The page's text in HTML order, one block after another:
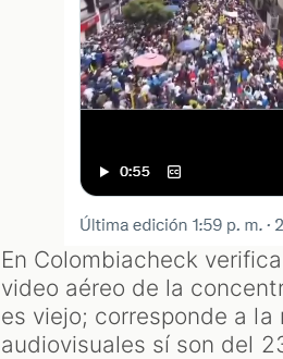
En Colombiacheck
video aéreo de la
es viejo; corresponde a
audiovisuales sí son del